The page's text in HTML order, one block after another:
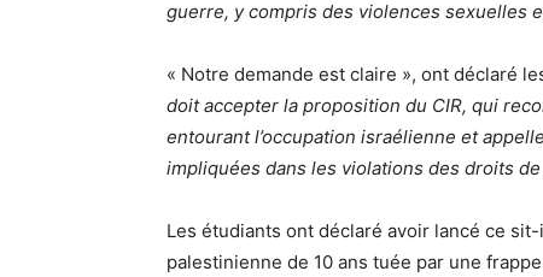
guerre, y compris des violences sexuelles
« Notre demande est claire », ont déclaré
doit accepter la proposition du CIR, qui
entourant l’occupation israélienne et
impliquées dans les violations des droits de
Les étudiants ont déclaré avoir lancé ce
palestinienne de 10 ans tuée par une